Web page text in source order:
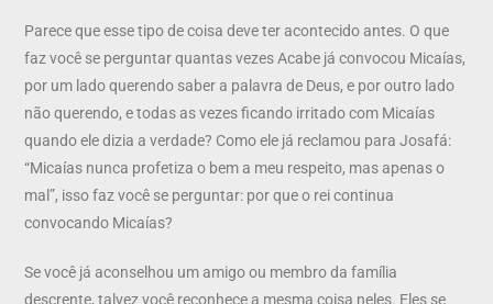
Parece que esse tipo de coisa deve ter acontecido antes. O que
faz você se perguntar quantas vezes Acabe já convocou Micaías,
por um lado querendo saber a palavra de Deus, e por outro lado
não querendo, e todas as vezes ficando irritado com Micaías
quando ele dizia a verdade? Como ele já reclamou para Josafá:
“Micaías nunca profetiza o bem a meu respeito, mas apenas o
mal”, isso faz você se perguntar: por que o rei continua
convocando Micaías?
Se você já aconselhou um amigo ou membro da família
descrente, talvez você reconhece a mesma coisa neles. Eles se